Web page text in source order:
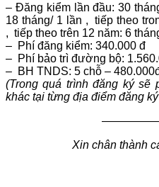
– Đăng kiểm lần đầu: 30
18 tháng/ 1 lần , tiếp theo
, tiếp theo trên 12 năm: 6
– Phí đăng kiểm: 340.000 đ
– Phí bảo trì đường bộ:
– BH TNDS: 5 chỗ –
(Trong quá trình đăng ký sẽ
khác tại từng địa điểm đăng
Xin chân thành